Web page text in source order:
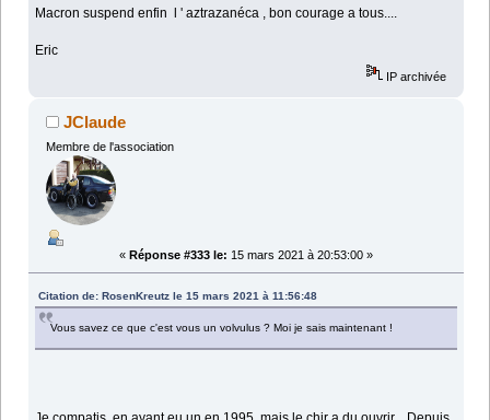
Macron suspend enfin l ' aztrazanéca , bon courage a tous....
Eric
IP archivée
JClaude
Membre de l'association
« Réponse #333 le: 15 mars 2021 à 20:53:00 »
Citation de: RosenKreutz le 15 mars 2021 à 11:56:48
Vous savez ce que c'est vous un volvulus ? Moi je sais maintenant !